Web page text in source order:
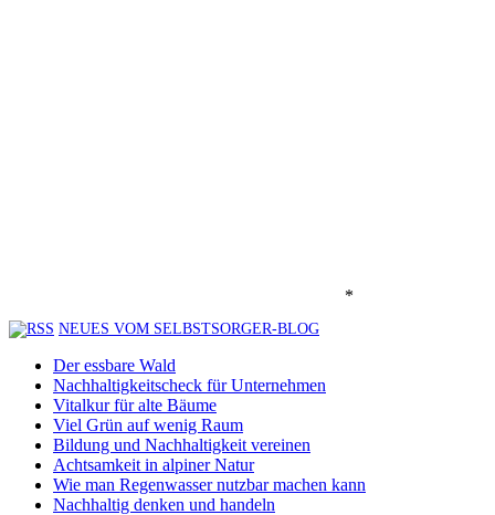
*
NEUES VOM SELBSTSORGER-BLOG
Der essbare Wald
Nachhaltigkeitscheck für Unternehmen
Vitalkur für alte Bäume
Viel Grün auf wenig Raum
Bildung und Nachhaltigkeit vereinen
Achtsamkeit in alpiner Natur
Wie man Regenwasser nutzbar machen kann
Nachhaltig denken und handeln